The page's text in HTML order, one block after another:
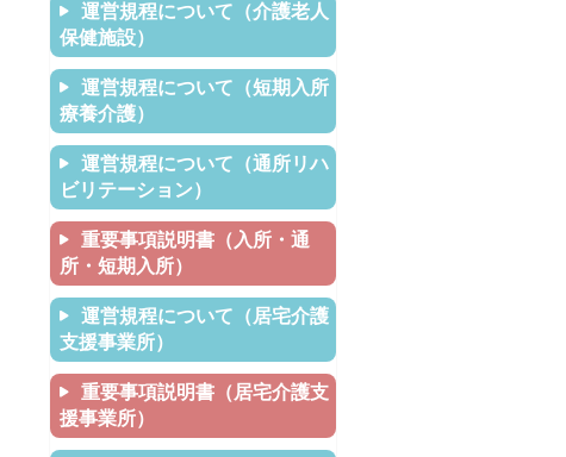
運営規程について（介護老人
保健施設）
運営規程について（短期入所
療養介護）
運営規程について（通所リハ
ビリテーション）
重要事項説明書（入所・通
所・短期入所）
運営規程について（居宅介護
支援事業所）
重要事項説明書（居宅介護支
援事業所）